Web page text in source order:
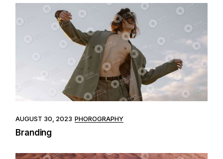
AUGUST 30, 2023 PHOROGRAPHY
Branding